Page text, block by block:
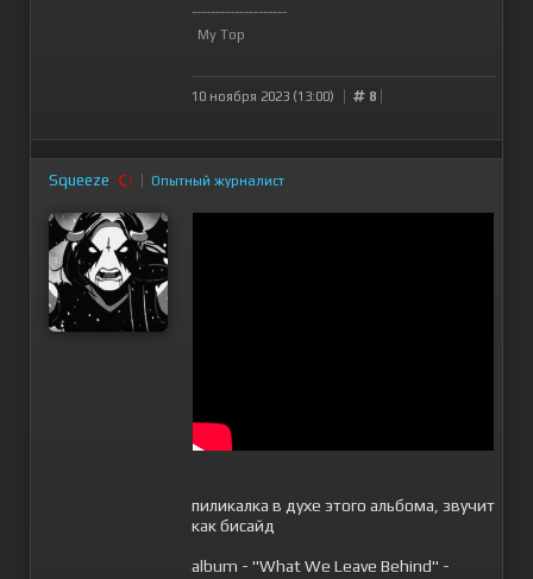
--------------------
My Top
10 ноября 2023 (13:00) 8
Squeeze Опытный журналист
пиликалка в духе этого альбома, звучит
как бисайд
album - "What We Leave Behind" -